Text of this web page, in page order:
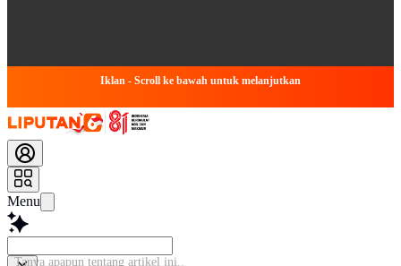
Iklan - Scroll ke bawah untuk melanjutkan
Menu
Tanya